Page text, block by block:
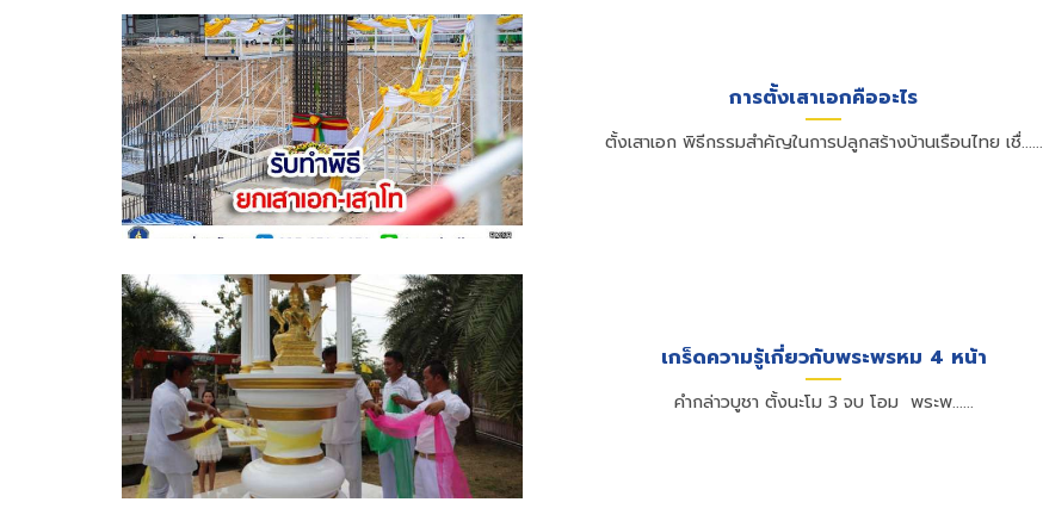
การตั้งเสาเอกคืออะไร
ตั้งเสาเอก พิธีกรรมสำคัญในการปลูกสร้างบ้านเรือนไทย เชื่......
เกร็ดความรู้เกี่ยวกับพระพรหม 4 หน้า
คำกล่าวบูชา ตั้งนะโม 3 จบ โอม พระพ......